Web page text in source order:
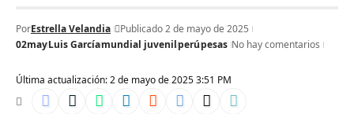
Última actualización: 2 de mayo de 2025 3:51 PM
PorEstrella Velandia
Publicado 2 de mayo de 2025
02mayLuis Garcíamundial juvenilperúpesas No hay comentarios